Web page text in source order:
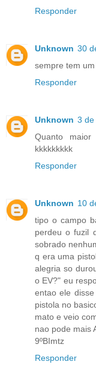
Responder
Unknown 30
sempre tem
Responder
Unknown 3 de
Quanto
kkkkkkkkk
Responder
Unknown 10
tipo o campo
perdeu o fuzil
sobrado
q era uma
alegria so
o EV?" eu
entao ele
pistola no
mato e veio
nao pode mais
9ºBImtz
Responder